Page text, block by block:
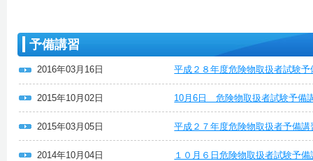
予備講習
2016年03月16日 平成２８年度危険物取扱者試験
2015年10月02日 10月6日 危険物取扱者試験予備
2015年03月05日 平成２７年度危険物取扱者予備
2014年10月04日 １０月６日危険物取扱者試験予